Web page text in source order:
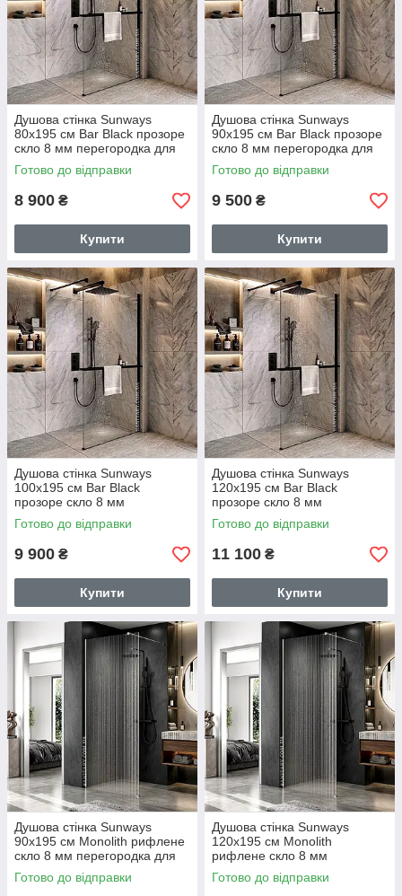
Душова стінка Sunways
80х195 см Bar Black прозоре
скло 8 мм перегородка для
душу з органайзером чорний
профіль
Готово до відправки
8 900 ₴
Купити
Душова стінка Sunways
90х195 см Bar Black прозоре
скло 8 мм перегородка для
душу з органайзером чорний
профіль
Готово до відправки
9 500 ₴
Купити
Душова стінка Sunways
100х195 см Bar Black
прозоре скло 8 мм
перегородка для душу з
органайзером чорний
Готово до відправки
9 900 ₴
Купити
Душова стінка Sunways
120х195 см Bar Black
прозоре скло 8 мм
перегородка для душу з
органайзером чорний
Готово до відправки
11 100 ₴
Купити
Душова стінка Sunways
90х195 см Monolith рифлене
скло 8 мм перегородка для
душу
Готово до відправки
Душова стінка Sunways
120х195 см Monolith
рифлене скло 8 мм
перегородка для душу
Готово до відправки